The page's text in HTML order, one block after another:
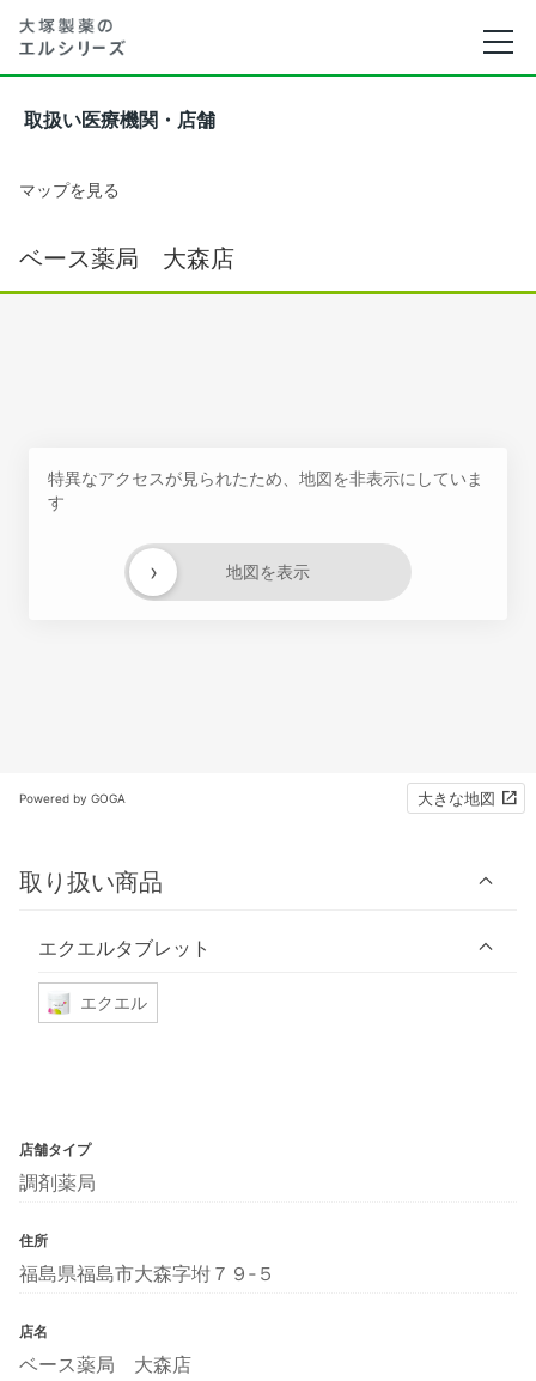
取扱い医療機関・店舗
マップを見る
ベース薬局 大森店
特異なアクセスが見られたため、地図を非表示にしていま
す
地図を表示
›
Powered by GOGA 大きな地図
取り扱い商品
エクエルタブレット
エクエル
店舗タイプ
調剤薬局
住所
福島県福島市大森字坿７９‐５
店名
ベース薬局 大森店